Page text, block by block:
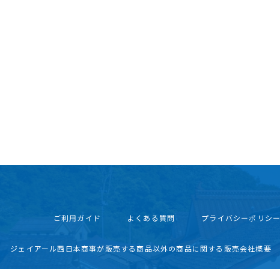
ご利用ガイド よくある質問 プライバシーポリシー
ジェイアール西日本商事が販売する商品以外の商品に関する販売会社概要